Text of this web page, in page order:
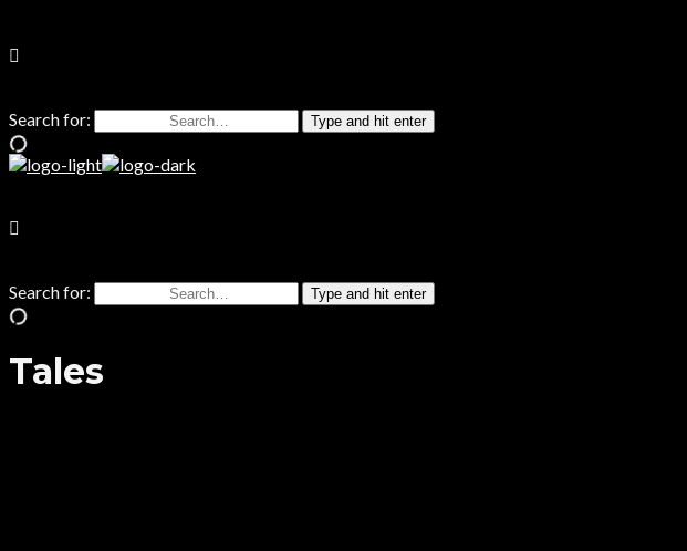
Search for: Type and hit enter
Search for: Type and hit enter
Tales